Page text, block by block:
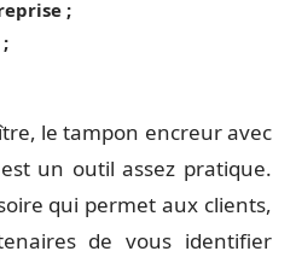
;
le tampon encreur avec
un outil assez pratique.
qui permet aux clients,
de vous identifier